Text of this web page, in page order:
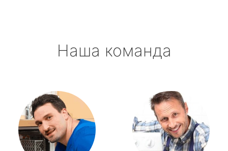
Наша команда